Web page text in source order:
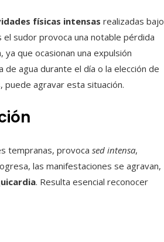
físicas intensas realizadas bajo
sudor provoca una notable pérdida
que ocasionan una expulsión
agua durante el día o la elección de
puede agravar esta situación.
tempranas, provoca sed intensa,
las manifestaciones se agravan,
. Resulta esencial reconocer